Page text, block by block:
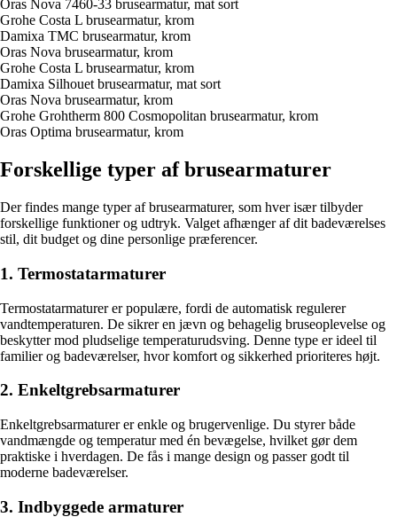
Oras Nova 7460-33 brusearmatur, mat sort
Grohe Costa L brusearmatur, krom
Damixa TMC brusearmatur, krom
Oras Nova brusearmatur, krom
Grohe Costa L brusearmatur, krom
Damixa Silhouet brusearmatur, mat sort
Oras Nova brusearmatur, krom
Grohe Grohtherm 800 Cosmopolitan brusearmatur, krom
Oras Optima brusearmatur, krom
Forskellige typer af brusearmaturer
Der findes mange typer af brusearmaturer, som hver især tilbyder
forskellige funktioner og udtryk. Valget afhænger af dit badeværelses
stil, dit budget og dine personlige præferencer.
1. Termostatarmaturer
Termostatarmaturer er populære, fordi de automatisk regulerer
vandtemperaturen. De sikrer en jævn og behagelig bruseoplevelse og
beskytter mod pludselige temperaturudsving. Denne type er ideel til
familier og badeværelser, hvor komfort og sikkerhed prioriteres højt.
2. Enkeltgrebsarmaturer
Enkeltgrebsarmaturer er enkle og brugervenlige. Du styrer både
vandmængde og temperatur med én bevægelse, hvilket gør dem
praktiske i hverdagen. De fås i mange design og passer godt til
moderne badeværelser.
3. Indbyggede armaturer